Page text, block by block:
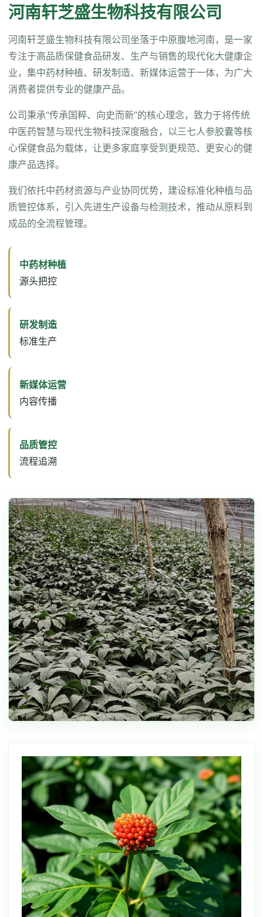
河南轩芝盛生物科技有限公司
河南轩芝盛生物科技有限公司坐落于中原腹地河南，是一家
专注于高品质保健食品研发、生产与销售的现代化大健康企
业，集中药材种植、研发制造、新媒体运营于一体，为广大
消费者提供专业的健康产品。
公司秉承“传承国粹、向史而新”的核心理念，致力于将传统
中医药智慧与现代生物科技深度融合，以三七人参胶囊等核
心保健食品为载体，让更多家庭享受到更规范、更安心的健
康产品选择。
我们依托中药材资源与产业协同优势，建设标准化种植与品
质管控体系，引入先进生产设备与检测技术，推动从原料到
成品的全流程管理。
中药材种植
源头把控
研发制造
标准生产
新媒体运营
内容传播
品质管控
流程追溯